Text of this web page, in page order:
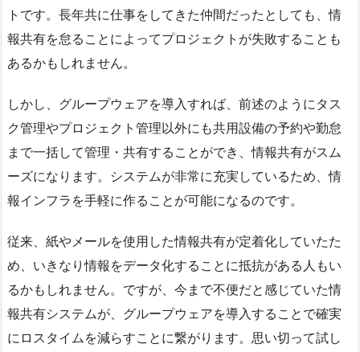
トです。長年共に仕事をしてきた仲間だったとしても、情
報共有を怠ることによってプロジェクトが失敗することも
あるかもしれません。
しかし、グループウェアを導入すれば、前述のようにタス
ク管理やプロジェクト管理以外にも共用設備の予約や勤怠
まで一括して管理・共有することができ、情報共有がスム
ーズになります。システムが非常に充実しているため、情
報インフラを手軽に作ることが可能になるのです。
従来、紙やメールを使用した情報共有が定着化していたた
め、いきなり情報をデータ化することに抵抗がある人もい
るかもしれません。ですが、今まで不便だと感じていた情
報共有システムが、グループウェアを導入することで確実
にロスタイムを減らすことに繋がります。思い切って試し